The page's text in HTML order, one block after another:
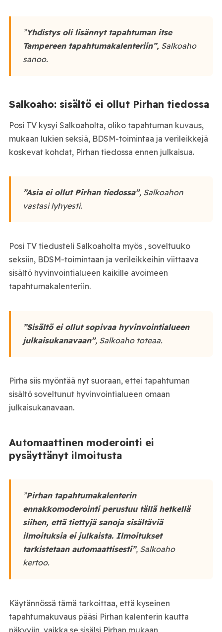
”Yhdistys oli lisännyt tapahtuman itse
Tampereen tapahtumakalenteriin”, Salkoaho
sanoo.
Salkoaho: sisältö ei ollut Pirhan tiedossa
Posi TV kysyi Salkoaholta, oliko tapahtuman kuvaus,
mukaan lukien seksiä, BDSM-toimintaa ja verileikkejä
koskevat kohdat, Pirhan tiedossa ennen julkaisua.
”Asia ei ollut Pirhan tiedossa”, Salkoahon
vastasi lyhyesti.
Posi TV tiedusteli Salkoaholta myös , soveltuuko
seksiin, BDSM-toimintaan ja verileikkeihin viittaava
sisältö hyvinvointialueen kaikille avoimeen
tapahtumakalenteriin.
”Sisältö ei ollut sopivaa hyvinvointialueen
julkaisukanavaan”, Salkoaho toteaa.
Pirha siis myöntää nyt suoraan, ettei tapahtuman
sisältö soveltunut hyvinvointialueen omaan
julkaisukanavaan.
Automaattinen moderointi ei
pysäyttänyt ilmoitusta
”Pirhan tapahtumakalenterin
ennakkomoderointi perustuu tällä hetkellä
siihen, että tiettyjä sanoja sisältäviä
ilmoituksia ei julkaista. Ilmoitukset
tarkistetaan automaattisesti”, Salkoaho
kertoo.
Käytännössä tämä tarkoittaa, että kyseinen
tapahtumakuvaus pääsi Pirhan kalenterin kautta
näkyviin, vaikka se sisälsi Pirhan mukaan